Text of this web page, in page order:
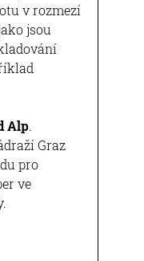
v rozmezí
jsou
Alp.
Graz
pro
ve